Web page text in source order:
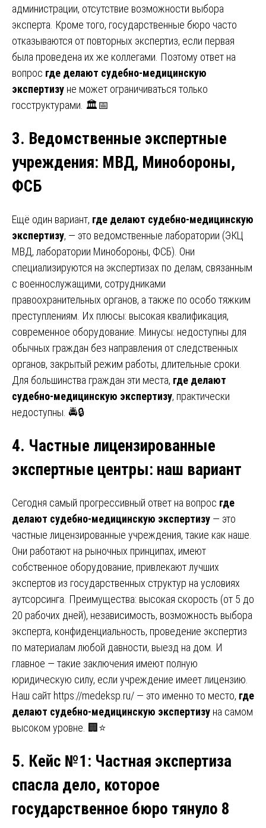
администрации, отсутствие возможности выбора
эксперта. Кроме того, государственные бюро часто
отказываются от повторных экспертиз, если первая
была проведена их же коллегами. Поэтому ответ на
вопрос где делают судебно-медицинскую
экспертизу не может ограничиваться только
госструктурами. 🏛️📅
3. Ведомственные экспертные
учреждения: МВД, Минобороны,
ФСБ
Ещё один вариант, где делают судебно-медицинскую
экспертизу, — это ведомственные лаборатории (ЭКЦ
МВД, лаборатории Минобороны, ФСБ). Они
специализируются на экспертизах по делам, связанным
с военнослужащими, сотрудниками
правоохранительных органов, а также по особо тяжким
преступлениям. Их плюсы: высокая квалификация,
современное оборудование. Минусы: недоступны для
обычных граждан без направления от следственных
органов, закрытый режим работы, длительные сроки.
Для большинства граждан эти места, где делают
судебно-медицинскую экспертизу, практически
недоступны. 🚔🔒
4. Частные лицензированные
экспертные центры: наш вариант
Сегодня самый прогрессивный ответ на вопрос где
делают судебно-медицинскую экспертизу — это
частные лицензированные учреждения, такие как наше.
Они работают на рыночных принципах, имеют
собственное оборудование, привлекают лучших
экспертов из государственных структур на условиях
аутсорсинга. Преимущества: высокая скорость (от 5 до
20 рабочих дней), независимость, возможность выбора
эксперта, конфиденциальность, проведение экспертиз
по материалам любой давности, выезд на дом. И
главное — такие заключения имеют полную
юридическую силу, если учреждение имеет лицензию.
Наш сайт https://medeksp.ru/ — это именно то место, где
делают судебно-медицинскую экспертизу на самом
высоком уровне. 🏢⭐
5. Кейс №1: Частная экспертиза
спасла дело, которое
государственное бюро тянуло 8